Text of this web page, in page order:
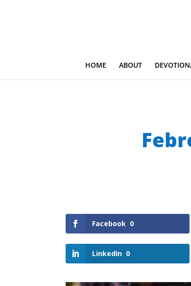
HOME ABOUT
Facebook 0
LinkedIn 0